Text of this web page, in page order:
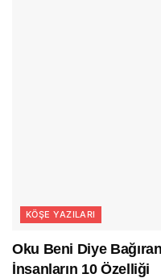
KÖŞE YAZILARI
Oku Beni Diye
İnsanların 10 Özelliği